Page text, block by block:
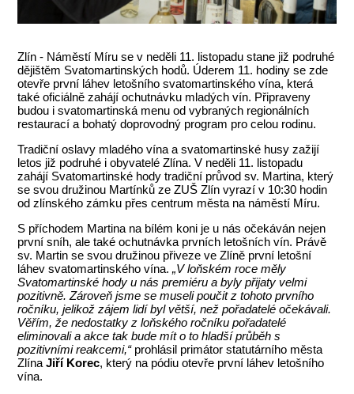
Zlín - Náměstí Míru se v neděli 11. listopadu stane již podruhé
dějištěm Svatomartinských hodů. Úderem 11. hodiny se zde
otevře první láhev letošního svatomartinského vína, která
také oficiálně zahájí ochutnávku mladých vín. Připraveny
budou i svatomartinská menu od vybraných regionálních
restaurací a bohatý doprovodný program pro celou rodinu.
Tradiční oslavy mladého vína a svatomartinské husy zažijí
letos již podruhé i obyvatelé Zlína. V neděli 11. listopadu
zahájí Svatomartinské hody tradiční průvod sv. Martina, který
se svou družinou Martínků ze ZUŠ Zlín vyrazí v 10:30 hodin
od zlínského zámku přes centrum města na náměstí Míru.
S příchodem Martina na bílém koni je u nás očekáván nejen
první sníh, ale také ochutnávka prvních letošních vín. Právě
sv. Martin se svou družinou přiveze ve Zlíně první letošní
láhev svatomartinského vína.„V loňském roce měly
Svatomartinské hody u nás premiéru a byly přijaty velmi
pozitivně. Zároveň jsme se museli poučit z tohoto prvního
ročníku, jelikož zájem lidí byl větší, než pořadatelé očekávali.
Věřím, že nedostatky z loňského ročníku pořadatelé
eliminovali a akce tak bude mít o to hladší průběh s
pozitivními reakcemi,“prohlásil primátor statutárního města
ZlínaJiří Korec, který na pódiu otevře první láhev letošního
vína.